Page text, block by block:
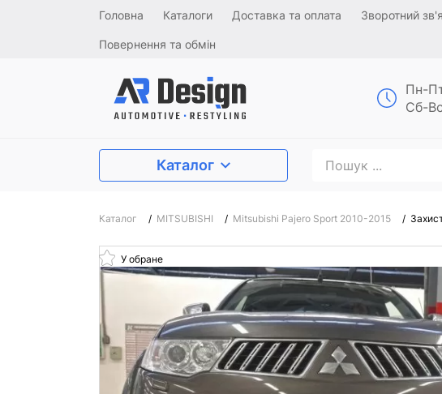
Головна Каталоги Доставка та оплата Зворотний
Повернення та обмін
Пн-
Сб-
Каталог
Каталог / MITSUBISHI / Mitsubishi Pajero Sport 2010-2015 /
У обране